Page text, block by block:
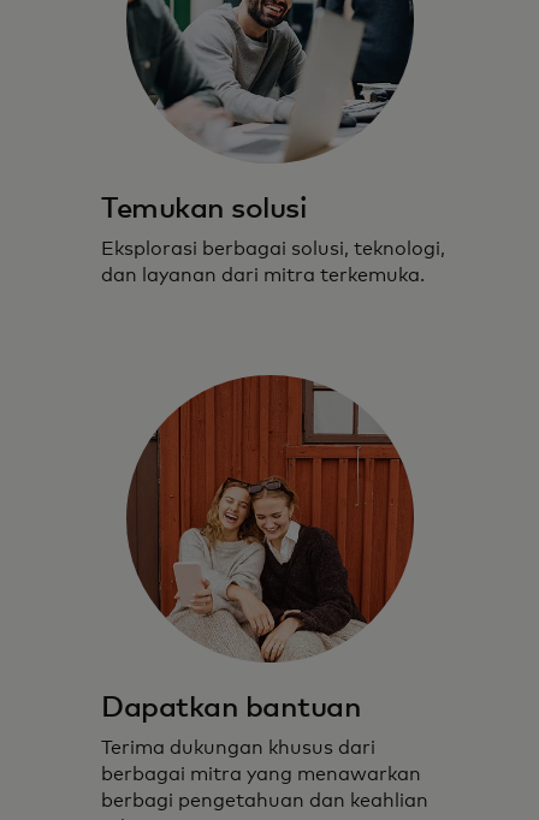
Temukan solusi
Eksplorasi berbagai solusi, teknologi,
dan layanan dari mitra terkemuka.
Dapatkan bantuan
Terima dukungan khusus dari
berbagai mitra yang menawarkan
berbagi pengetahuan dan keahlian